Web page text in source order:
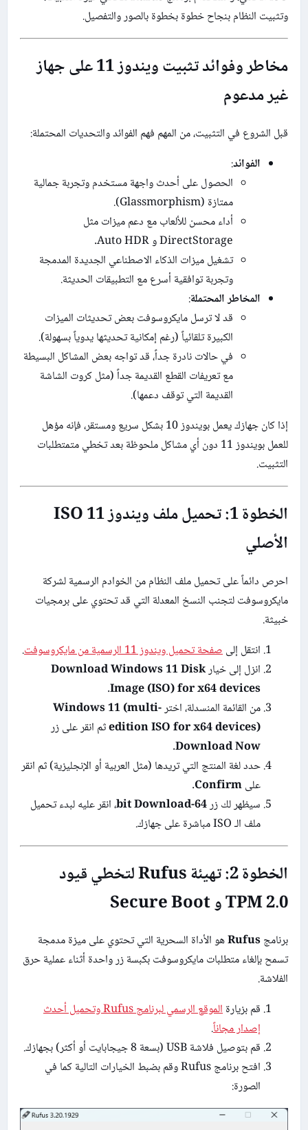
وتثبيت النظام بنجاح خطوة بخطوة بالصور والتفصيل.
مخاطر وفوائد تثبيت ويندوز 11 على جهاز
غير مدعوم
قبل الشروع في التثبيت، من المهم فهم الفوائد والتحديات المحتملة:
الفوائد:
الحصول على أحدث واجهة مستخدم وتجربة جمالية
ممتازة (Glassmorphism).
أداء محسن للألعاب مع دعم ميزات مثل
DirectStorage و Auto HDR.
تشغيل ميزات الذكاء الاصطناعي الجديدة المدمجة
وتجربة توافقية أسرع مع التطبيقات الحديثة.
المخاطر المحتملة:
قد لا ترسل مايكروسوفت بعض تحديثات الميزات
الكبيرة تلقائياً (رغم إمكانية تحديثها يدوياً بسهولة).
في حالات نادرة جداً، قد تواجه بعض المشاكل البسيطة
مع تعريفات القطع القديمة جداً (مثل كروت الشاشة
القديمة التي توقف دعمها).
إذا كان جهازك يعمل بويندوز 10 بشكل سريع ومستقر، فإنه مؤهل
للعمل بويندوز 11 دون أي مشاكل ملحوظة بعد تخطي متمتطلبات
التثبيت.
الخطوة 1: تحميل ملف ويندوز 11 ISO
الأصلي
احرص دائماً على تحميل ملف النظام من الخوادم الرسمية لشركة
مايكروسوفت لتجنب النسخ المعدلة التي قد تحتوي على برمجيات
خبيثة.
انتقل إلىصفحة تحميل ويندوز 11 الرسمية من مايكروسوفت
.
انزل إلى خيارDownload Windows 11 Disk
Image (ISO) for x64 devices
.
من القائمة المنسدلة، اخترWindows 11 (multi-
edition ISO for x64 devices)ثم انقر على زر
Download Now
.
حدد لغة المنتج التي تريدها (مثل العربية أو الإنجليزية) ثم انقر
علىConfirm
.
سيظهر لك زر64-bit Download
، انقر عليه لبدء تحميل
ملف الـ ISO مباشرة على جهازك.
الخطوة 2: تهيئة Rufus لتخطي قيود
TPM 2.0 و Secure Boot
برنامجRufusهو الأداة السحرية التي تحتوي على ميزة مدمجة
تسمح بإلغاء متطلبات مايكروسوفت بكبسة زر واحدة أثناء عملية حرق
الفلاشة.
قم بزيارة
الموقع الرسمي لبرنامج Rufus وتحميل أحدث
إصدار مجاناً.
قم بتوصيل فلاشة USB (بسعة 8 جيجابايت أو أكثر) بجهازك.
افتح برنامج Rufus وقم بضبط الخيارات التالية كما في
الصورة: